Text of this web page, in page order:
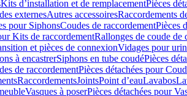
Kits d’installation et de remplacementPièces
externesAutres accessoiresRaccordements
pour SiphonsCoudes de raccordementPièces
Kits de raccordementRallonges de coude de
et pièces de connexionVidages pour
à encastrerSiphons en tube coudéPièces
de raccordementPièces détachées pour
RaccordementsJointsPoint d’eauLavabos
Vasques à poserPièces détachées pour